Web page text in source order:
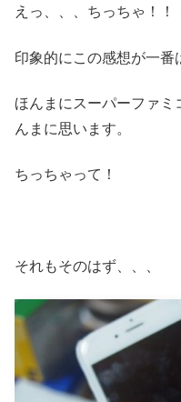
えっ、、、ちっちゃ！！
印象的にこの感想が一番
ほんまにスーパーファミ
んまに思います。
ちっちゃって！
それもそのはず、、、